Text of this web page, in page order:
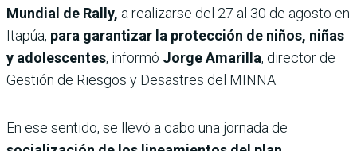
Mundial de Rally, a realizarse del 27 al 30 de agosto en
Itapúa, para garantizar la protección de niños, niñas
y adolescentes, informó Jorge Amarilla, director de
Gestión de Riesgos y Desastres del MINNA.
En ese sentido, se llevó a cabo una jornada de